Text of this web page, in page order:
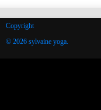
Copyright
© 2026 sylvaine yoga.